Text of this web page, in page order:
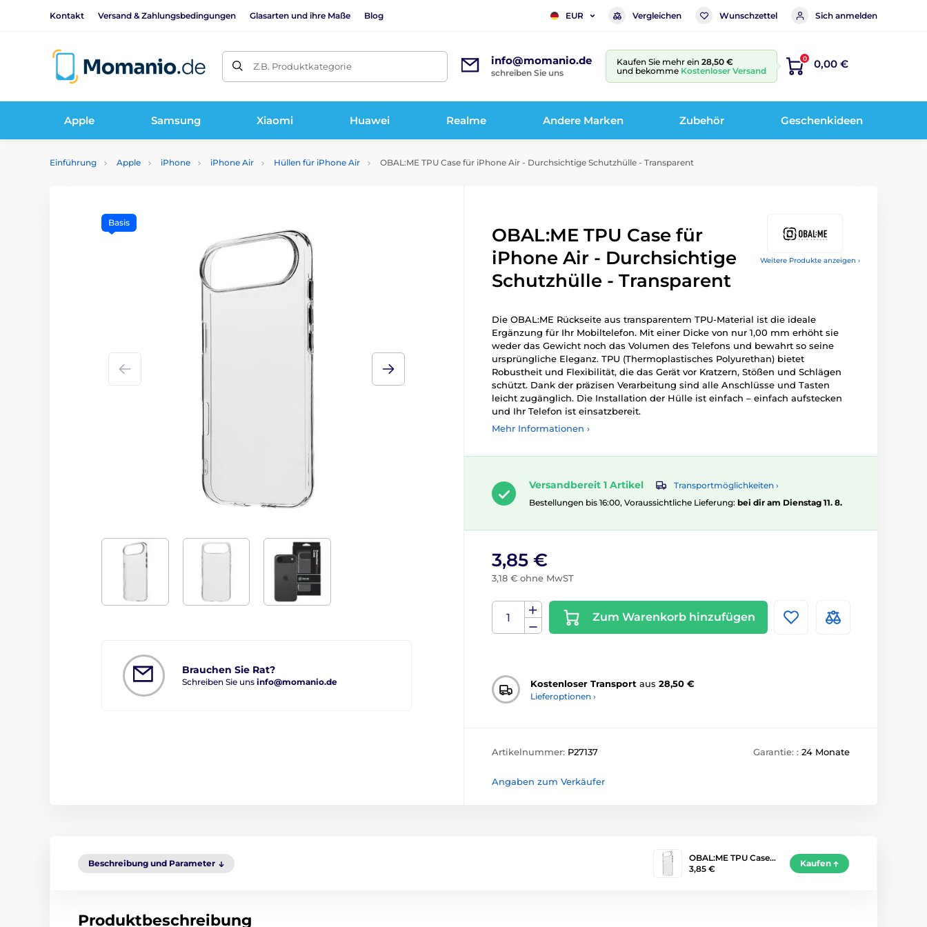
Kontakt Versand & Zahlungsbedingungen Glasarten und ihre Maße Blog EUR Vergleichen Wunschzettel Sich anmelden
Z.B. Produktkategorie info@momanio.de
schreiben Sie uns
Kaufen Sie mehr ein 28,50 €
und bekomme Kostenloser Versand
0 0,00 €
Apple Samsung Xiaomi Huawei Realme Andere Marken Zubehör Geschenkideen
Einführung Apple iPhone iPhone Air Hüllen für iPhone Air OBAL:ME TPU Case für iPhone Air - Durchsichtige Schutzhülle - Transparent
Weitere Produkte anzeigen ›
Brauchen Sie Rat?
Schreiben Sie uns info@momanio.de
Basis
OBAL:ME TPU Case für
iPhone Air - Durchsichtige
Schutzhülle - Transparent
Die OBAL:ME Rückseite aus transparentem TPU-Material ist die ideale
Ergänzung für Ihr Mobiltelefon. Mit einer Dicke von nur 1,00 mm erhöht sie
weder das Gewicht noch das Volumen des Telefons und bewahrt so seine
ursprüngliche Eleganz. TPU (Thermoplastisches Polyurethan) bietet
Robustheit und Flexibilität, die das Gerät vor Kratzern, Stößen und Schlägen
schützt. Dank der präzisen Verarbeitung sind alle Anschlüsse und Tasten
leicht zugänglich. Die Installation der Hülle ist einfach – einfach aufstecken
und Ihr Telefon ist einsatzbereit.
Mehr Informationen ›
Versandbereit 1 Artikel
Transportmöglichkeiten ›
Bestellungen bis 16:00, Voraussichtliche Lieferung: bei dir am Dienstag 11. 8.
3,85 €
3,18 € ohne MwST
Zum Warenkorb hinzufügen
Kostenloser Transport aus 28,50 €
Lieferoptionen ›
Artikelnummer: P27137 Garantie: : 24 Monate
Angaben zum Verkäufer
Beschreibung und Parameter
OBAL:ME TPU Case…
3,85 €
Kaufen
Produktbeschreibung